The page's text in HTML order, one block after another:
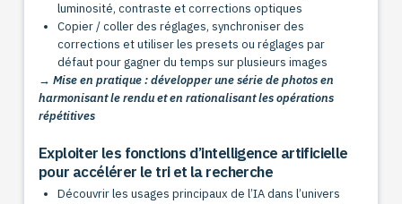
luminosité, contraste et corrections optiques
Copier / coller des réglages, synchroniser des
corrections et utiliser les presets ou réglages par
défaut pour gagner du temps sur plusieurs images
→ Mise en pratique : développer une série de photos en
harmonisant le rendu et en rationalisant les opérations
répétitives
Exploiter les fonctions d’intelligence artificielle
pour accélérer le tri et la recherche
Découvrir les usages principaux de l’IA dans l’univers